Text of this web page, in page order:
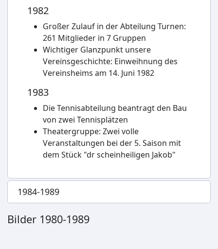
1982
Großer Zulauf in der Abteilung Turnen:
261 Mitglieder in 7 Gruppen
Wichtiger Glanzpunkt unsere
Vereinsgeschichte: Einweihnung des
Vereinsheims am 14. Juni 1982
1983
Die Tennisabteilung beantragt den Bau
von zwei Tennisplätzen
Theatergruppe: Zwei volle
Veranstaltungen bei der 5. Saison mit
dem Stück "dr scheinheiligen Jakob"
1984-1989
Bilder 1980-1989